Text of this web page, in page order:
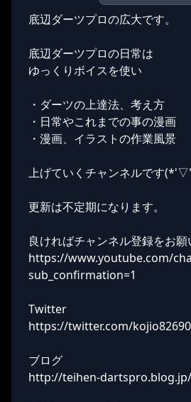
底辺ダーツプロの広大です。
底辺ダーツプロの日常は
ゆっくりボイスを使い
・ダーツの上達法、考え方
・日常やこれまでの事の漫画
・漫画、イラストの作業風景
上げていくチャンネルです
更新は不定期になります。
良ければチャンネル登録をお願
https://www.youtube.com/
sub_confirmation=1
Twitter
https://twitter.com/
ブログ
http://teihen-dartspro.blog.jp/